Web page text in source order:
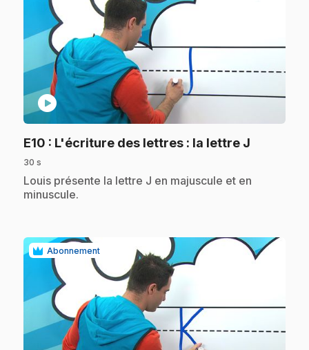
play_circle
E10 : L'écriture des lettres : la lettre J
30 s
.Louis présente la lettre J en majuscule et en
minuscule.
Abonnement